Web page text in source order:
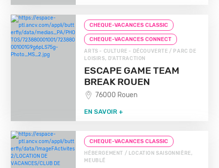
CHEQUE-VACANCES CLASSIC
CHEQUE-VACANCES CONNECT
ARTS - CULTURE - DÉCOUVERTE / PARC DE
LOISIRS, D'ATTRACTION
ESCAPE GAME TEAM
BREAK ROUEN
76000 Rouen
EN SAVOIR +
CHEQUE-VACANCES CLASSIC
HÉBERGEMENT / LOCATION SAISONNIÈRE,
MEUBLÉ